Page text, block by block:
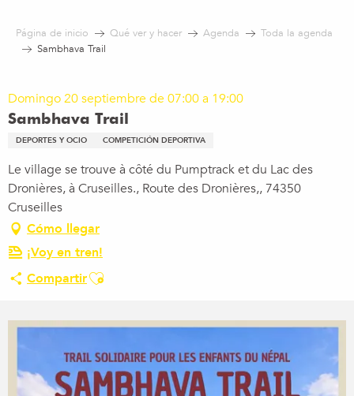
contenu
Página de inicio Qué ver y hacer Agenda
Toda la agenda
Sambhava Trail
Domingo 20 septiembre de 07:00 a 19:00
Sambhava Trail
DEPORTES Y OCIO COMPETICIÓN DEPORTIVA
Le village se trouve à côté du Pumptrack et du Lac des
Dronières, à Cruseilles., Route des Dronières,, 74350
Cruseilles
Cómo llegar
¡Voy en tren!
CompartirAjouter aux favoris